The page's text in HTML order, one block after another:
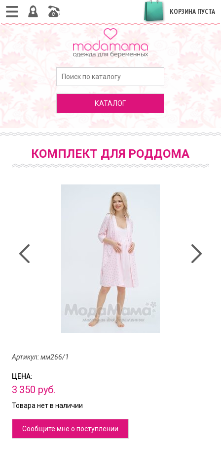
КОРЗИНА ПУСТА
КАТАЛОГ
КОМПЛЕКТ ДЛЯ РОДДОМА
Артикул: мм266/1
ЦЕНА:
3 350 руб.
Товара нет в наличии
Сообщите мне о поступлении